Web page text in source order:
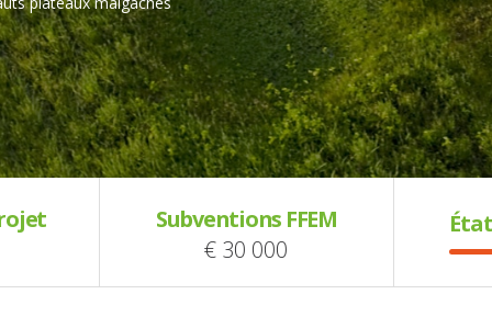
Subventions FFEM
€ 30 000